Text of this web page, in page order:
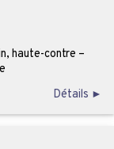
haute-contre –
Détails ►